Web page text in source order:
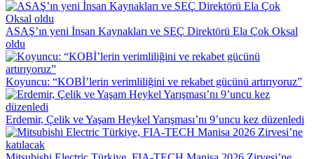
ASAŞ’ın yeni İnsan Kaynakları ve SEÇ Direktörü Ela Çok Oksal
oldu
Koyuncu: “KOBİ’lerin verimliliğini ve rekabet gücünü artırıyoruz”
Erdemir, Çelik ve Yaşam Heykel Yarışması’nı 9’uncu kez düzenledi